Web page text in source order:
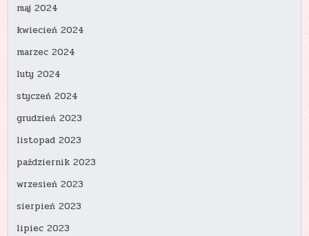
maj 2024
kwiecień 2024
marzec 2024
luty 2024
styczeń 2024
grudzień 2023
listopad 2023
październik 2023
wrzesień 2023
sierpień 2023
lipiec 2023